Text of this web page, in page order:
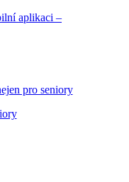
aplikaci –
pro seniory